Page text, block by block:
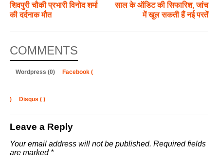
शिवपुरी चौकी प्रभारी विनोद शर्मा
की दर्दनाक मौत
साल के ऑडिट की सिफारिश, जांच
में खुल सकती हैं नई परतें
COMMENTS
Wordpress (0) Facebook (
) Disqus ( )
Leave a Reply
Your email address will not be published. Required fields
are marked *